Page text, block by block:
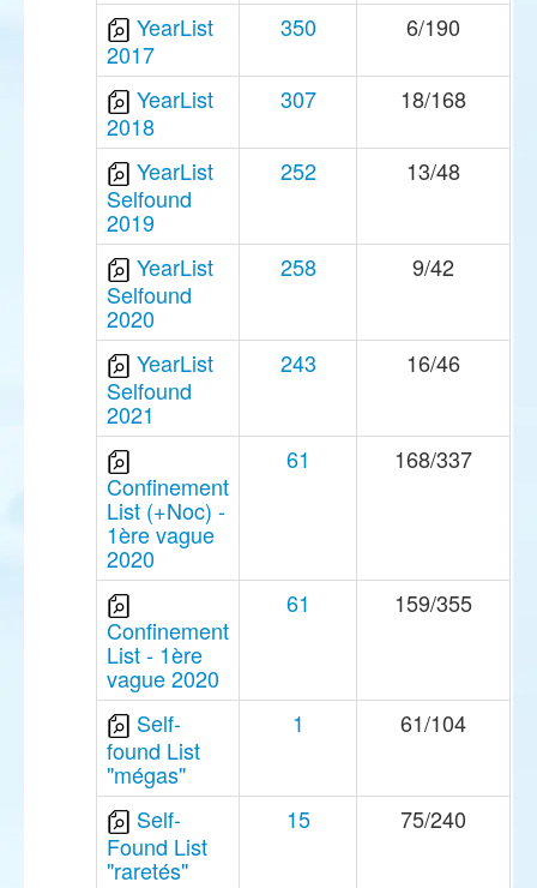
YearList
2017
350 6/190
YearList
2018
307 18/168
YearList
Selfound
2019
252 13/48
YearList
Selfound
2020
258 9/42
YearList
Selfound
2021
243 16/46
Confinement
List (+Noc) -
1ère vague
2020
61 168/337
Confinement
List - 1ère
vague 2020
61 159/355
Self-
found List
"mégas"
1 61/104
Self-
Found List
"raretés"
15 75/240